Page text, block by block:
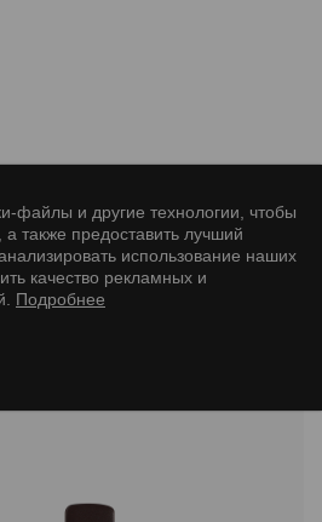
файлы и другие технологии, чтобы
также предоставить лучший
использование наших
качество рекламных и
Подробнее